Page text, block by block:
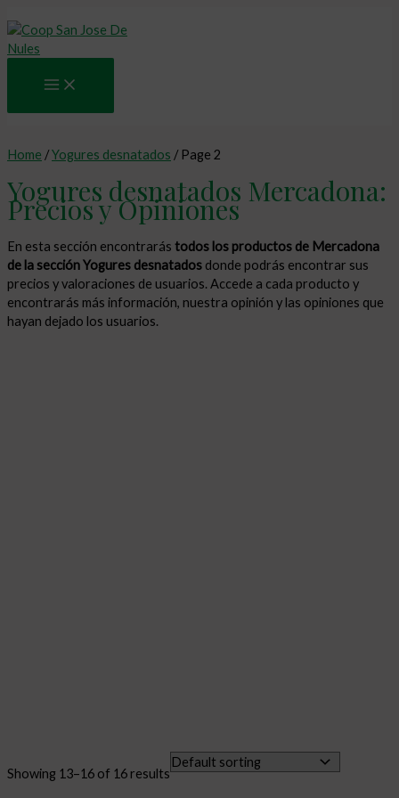
al
contenido
Home /Yogures desnatados / Page 2
Yogures desnatados Mercadona:
Precios y Opiniones
En esta sección encontrarás todos los productos de Mercadona
de la sección Yogures desnatados donde podrás encontrar sus
precios y valoraciones de usuarios. Accede a cada producto y
encontrarás más información, nuestra opinión y las opiniones que
hayan dejado los usuarios.
Showing 13–16 of 16 results